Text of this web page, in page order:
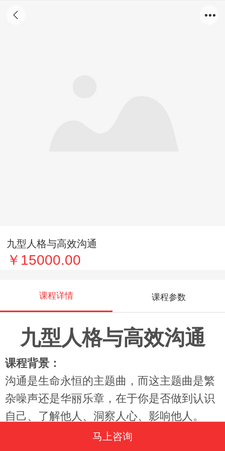
九型人格与高效沟通
￥15000.00
课程详情 课程参数
九型人格与高效沟通
课程背景：
沟通是生命永恒的主题曲，而这主题曲是繁
杂噪声还是华丽乐章，在于你是否做到认识
自己、了解他人、洞察人心、影响他人。
在企业管理中，您是否存在以下困惑?
马上咨询